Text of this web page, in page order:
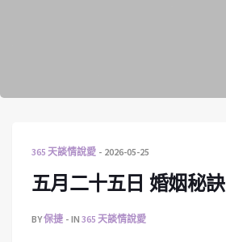
365 天談情說愛 2026-05-25
五月二十五日 婚姻秘訣
BY保捷 IN 365 天談情說愛